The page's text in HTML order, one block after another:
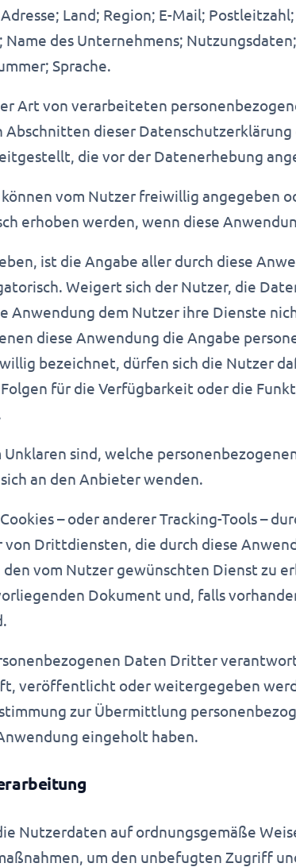
Land; Region; E-Mail;
des Unternehmens;
Sprache.
Art von verarbeiteten
Abschnitten dieser
die vor der Datenerhebung
vom Nutzer freiwillig angegeben
erhoben werden, wenn diese
ist die Angabe aller durch diese
Weigert sich der Nutzer, die
Anwendung dem Nutzer ihre Dienste
diese Anwendung die Angabe
bezeichnet, dürfen sich die Nutzer
für die Verfügbarkeit oder die
sind, welche
an den Anbieter wenden.
– oder anderer Tracking-Tools –
Drittdiensten, die durch diese
vom Nutzer gewünschten Dienst zu
Dokument und, falls
Daten Dritter
veröffentlicht oder weitergegeben
zur Übermittlung
eingeholt haben.
Nutzerdaten auf ordnungsgemäße
um den unbefugten Zugriff